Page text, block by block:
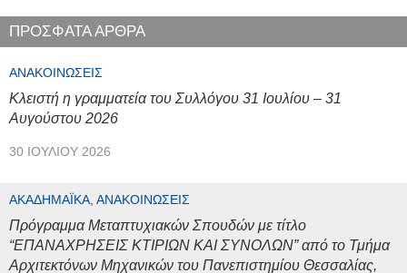
ΠΡΟΣΦΑΤΑ ΑΡΘΡΑ
ΑΝΑΚΟΙΝΏΣΕΙΣ
Κλειστή η γραμματεία του Συλλόγου 31 Ιουλίου – 31
Αυγούστου 2026
30 ΙΟΥΛΊΟΥ 2026
ΑΚΑΔΗΜΑΪΚΆ, ΑΝΑΚΟΙΝΏΣΕΙΣ
Πρόγραμμα Μεταπτυχιακών Σπουδών με τίτλο
“ΕΠΑΝΑΧΡΗΣΕΙΣ ΚΤΙΡΙΩΝ ΚΑΙ ΣΥΝΟΛΩΝ” από το Τμήμα
Αρχιτεκτόνων Μηχανικών του Πανεπιστημίου Θεσσαλίας,